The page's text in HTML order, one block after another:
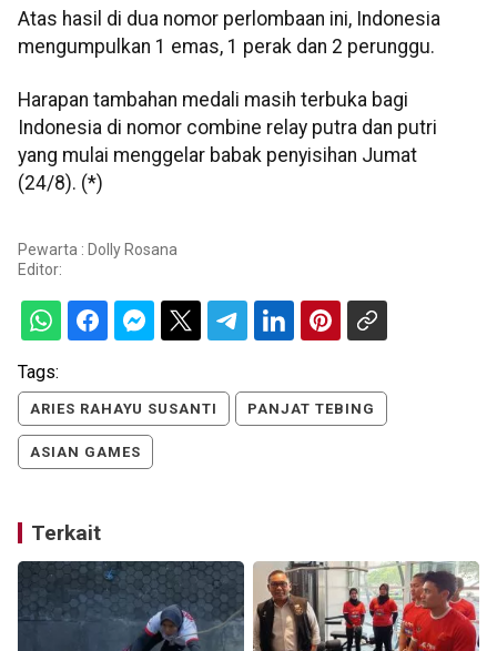
Atas hasil di dua nomor perlombaan ini, Indonesia
mengumpulkan 1 emas, 1 perak dan 2 perunggu.
Harapan tambahan medali masih terbuka bagi
Indonesia di nomor combine relay putra dan putri
yang mulai menggelar babak penyisihan Jumat
(24/8). (*)
Pewarta : Dolly Rosana
Editor:
Tags:
ARIES RAHAYU SUSANTI PANJAT TEBING
ASIAN GAMES
Terkait